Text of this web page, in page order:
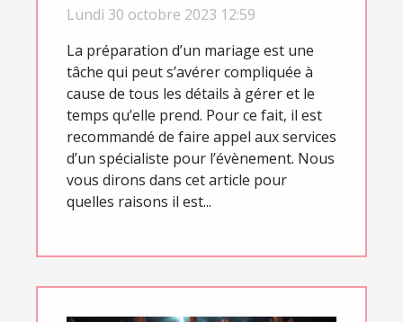
Lundi 30 octobre 2023 12:59
La préparation d’un mariage est une
tâche qui peut s’avérer compliquée à
cause de tous les détails à gérer et le
temps qu’elle prend. Pour ce fait, il est
recommandé de faire appel aux services
d’un spécialiste pour l’évènement. Nous
vous dirons dans cet article pour
quelles raisons il est...